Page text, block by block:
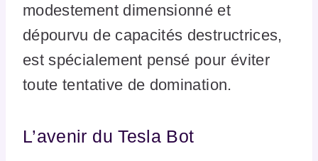
modestement dimensionné et
dépourvu de capacités destructrices,
est spécialement pensé pour éviter
toute tentative de domination.
L’avenir du Tesla Bot